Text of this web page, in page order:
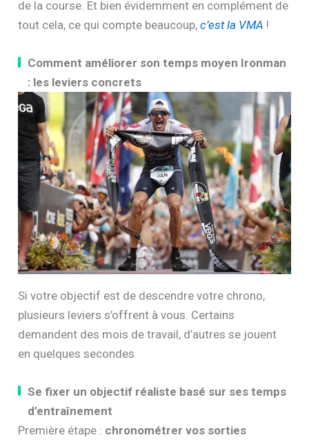
de la course. Et bien évidemment en complément de
tout cela, ce qui compte beaucoup,c’est la VMA !
Comment améliorer son temps moyen Ironman
: les leviers concrets
Si votre objectif est de descendre votre chrono,
plusieurs leviers s’offrent à vous. Certains
demandent des mois de travail, d’autres se jouent
en quelques secondes.
Se fixer un objectif réaliste basé sur ses temps
d’entraînement
Première étape : chronométrer vos sorties